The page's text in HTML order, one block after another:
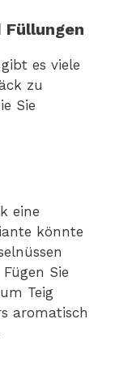
Füllungen
es viele
zu
Sie
eine
könnte
Sie
Teig
aromatisch